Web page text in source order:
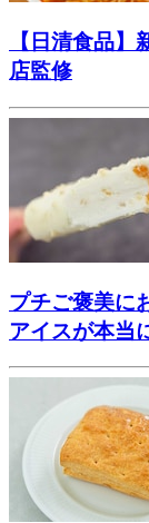
【日清食品
店監修
プチご褒美に
アイスが本当